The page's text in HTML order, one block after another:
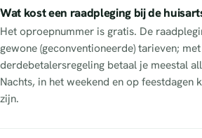
Wat kost een raadpleging bij de
Het oproepnummer is gratis. De
gewone (geconventioneerde) tarieven;
derdebetalersregeling betaal je meestal
Nachts, in het weekend en op feestdagen
zijn.